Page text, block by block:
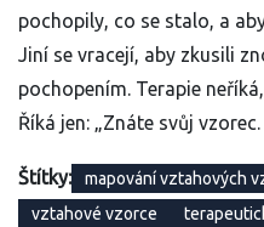
pochopily, co se stalo, a
Jiní se vracejí, aby zkusili
pochopením. Terapie
Říká jen: „Znáte svůj
Štítky: mapování vztahových
vztahové vzorce